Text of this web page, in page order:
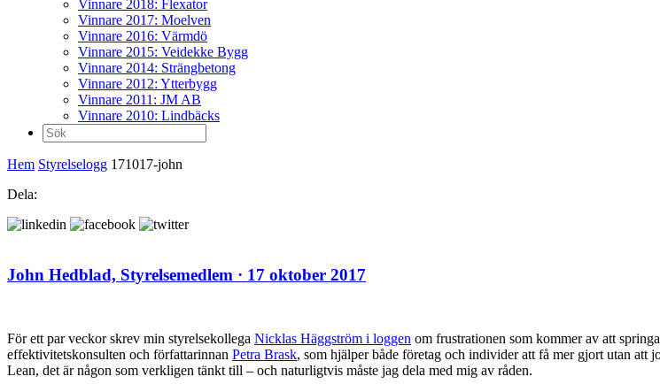
Vinnare 2018: Flexator
Vinnare 2017: Moelven
Vinnare 2016: Värmdö
Vinnare 2015: Veidekke Bygg
Vinnare 2014: Strängbetong
Vinnare 2012: Ytterbygg
Vinnare 2011: JM AB
Vinnare 2010: Lindbäcks
Sök
efter:
Hem Styrelselogg 171017-john
Dela:
John Hedblad, Styrelsemedlem · 17 oktober 2017
För ett par veckor skrev min styrelsekollega Nicklas Häggström i loggen om frustrationen som kommer av att
effektivitetskonsulten och författarinnan Petra Brask, som hjälper både företag och individer att få mer gjort utan
Lean, det är någon som verkligen tänkt till – och naturligtvis måste jag dela med mig av råden.